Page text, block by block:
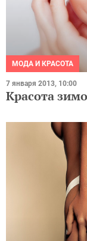
МОДА И КРАСОТА
7 января 2013, 10:00
Красота